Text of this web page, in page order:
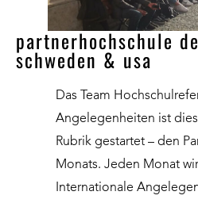
partnerhochschule
schweden & usa
Das Team
Angelegenheiten ist
Rubrik gestartet – den
Monats. Jeden Monat
Internationale